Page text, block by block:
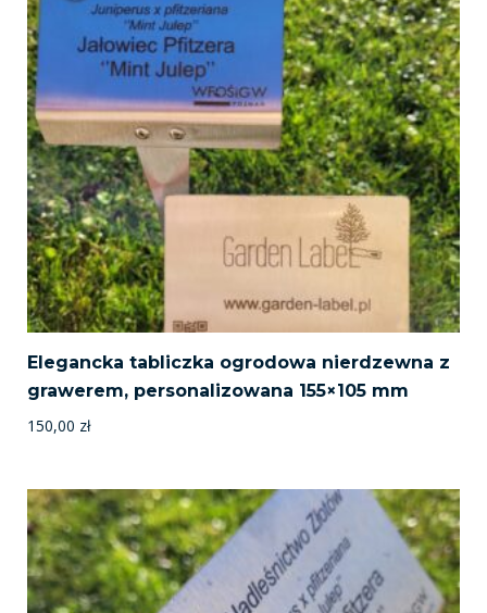
Elegancka tabliczka ogrodowa nierdzewna z
grawerem, personalizowana 155×105 mm
150,00 zł